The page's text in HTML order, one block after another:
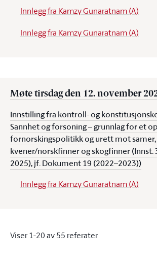
Innlegg fra Kamzy Gunaratnam (A)
Innlegg fra Kamzy Gunaratnam (A)
Møte tirsdag den 12. november
Innstilling fra kontroll- og
Sannhet og forsoning – grunnlag for et
fornorskingspolitikk og urett mot samer,
kvener/norskfinner og skogfinner (Innst.
2025), jf. Dokument 19 (2022–2023))
Innlegg fra Kamzy Gunaratnam (A)
Viser1-20av55 referater